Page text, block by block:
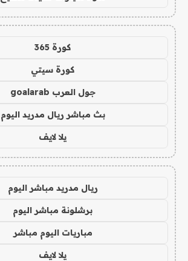
كورة 365
كورة سيتي
جول العرب goalarab
بث مباشر ريال مدريد اليوم
يلا لايف
ريال مدريد مباشر اليوم
برشلونة مباشر اليوم
مباريات اليوم مباشر
يلا لايف